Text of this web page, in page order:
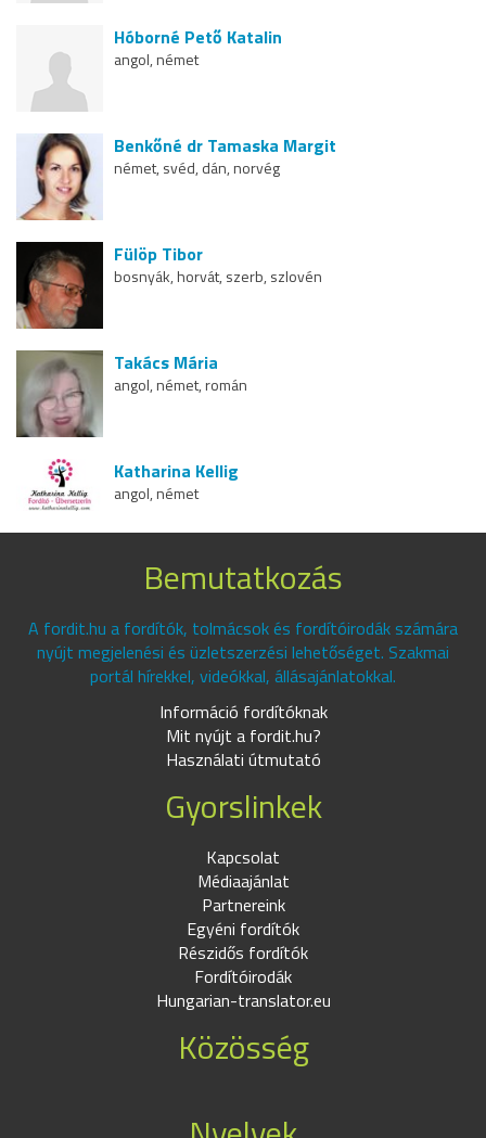
Hóborné Pető Katalin
angol, német
Benkőné dr Tamaska Margit
német, svéd, dán, norvég
Fülöp Tibor
bosnyák, horvát, szerb, szlovén
Takács Mária
angol, német, román
Katharina Kellig
angol, német
Bemutatkozás
A fordit.hu a fordítók, tolmácsok és fordítóirodák számára
nyújt megjelenési és üzletszerzési lehetőséget. Szakmai
portál hírekkel, videókkal, állásajánlatokkal.
Információ fordítóknak
Mit nyújt a fordit.hu?
Használati útmutató
Gyorslinkek
Kapcsolat
Médiaajánlat
Partnereink
Egyéni fordítók
Részidős fordítók
Fordítóirodák
Hungarian-translator.eu
Közösség